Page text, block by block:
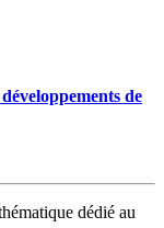
de
dédié au